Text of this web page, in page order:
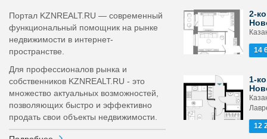
Портал KZNREALT.RU — современный
функциональный помощник на рынке
недвижимости в интернет-
пространстве.
Для профессионалов рынка и
собственников KZNREALT.RU - это
множество актуальных возможностей,
позволяющих быстро и эффективно
продать свои объекты недвижимости.
2-
14
1-
12